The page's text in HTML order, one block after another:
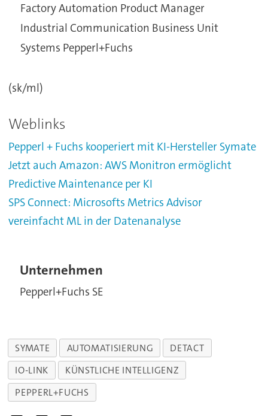
Factory Automation Product Manager
Industrial Communication Business Unit
Systems Pepperl+Fuchs
(sk/ml)
Weblinks
Pepperl + Fuchs kooperiert mit KI-Hersteller Symate
Jetzt auch Amazon: AWS Monitron ermöglicht
Predictive Maintenance per KI
SPS Connect: Microsofts Metrics Advisor
vereinfacht ML in der Datenanalyse
Unternehmen
Pepperl+Fuchs SE
SYMATE AUTOMATISIERUNG
DETACT
IO-LINK
KÜNSTLICHE INTELLIGENZ
PEPPERL+FUCHS